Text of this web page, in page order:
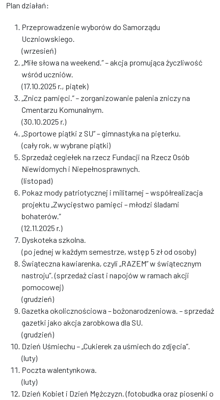
Plan działań:
Przeprowadzenie wyborów do Samorządu
Uczniowskiego.
(wrzesień)
„Miłe słowa na weekend.” – akcja promująca życzliwość
wśród uczniów.
(17.10.2025 r., piątek)
„Znicz pamięci.” – zorganizowanie palenia zniczy na
Cmentarzu Komunalnym.
(30.10.2025 r.)
„Sportowe piątki z SU” – gimnastyka na pięterku.
(cały rok, w wybrane piątki)
Sprzedaż cegiełek na rzecz Fundacji na Rzecz Osób
Niewidomych i Niepełnosprawnych.
(listopad)
Pokaz mody patriotycznej i militarnej – współrealizacja
projektu „Zwycięstwo pamięci – młodzi śladami
bohaterów.”
(12.11.2025 r.)
Dyskoteka szkolna.
(po jednej w każdym semestrze, wstęp 5 zł od osoby)
Świąteczna kawiarenka, czyli „RAZEM” w świątecznym
nastroju”. (sprzedaż ciast i napojów w ramach akcji
pomocowej)
(grudzień)
Gazetka okolicznościowa – bożonarodzeniowa. – sprzedaż
gazetki jako akcja zarobkowa dla SU.
(grudzień)
Dzień Uśmiechu – „Cukierek za uśmiech do zdjęcia”.
(luty)
Poczta walentynkowa.
(luty)
Dzień Kobiet i Dzień Mężczyzn. (fotobudka oraz piosenki o